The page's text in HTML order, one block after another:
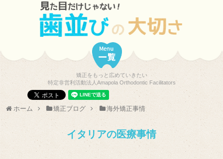
矯正をもっと広めていきたい
特定非営利活動法人Amapola Orthodontic Facilitators
ホーム 矯正ブログ 海外矯正事情
イタリアの医療事情